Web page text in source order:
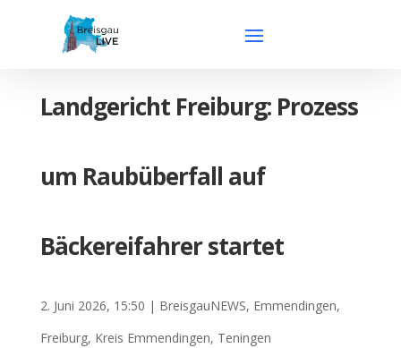
Landgericht Freiburg: Prozess
um Raubüberfall auf
Bäckereifahrer startet
2. Juni 2026, 15:50 | BreisgauNEWS, Emmendingen,
Freiburg, Kreis Emmendingen, Teningen